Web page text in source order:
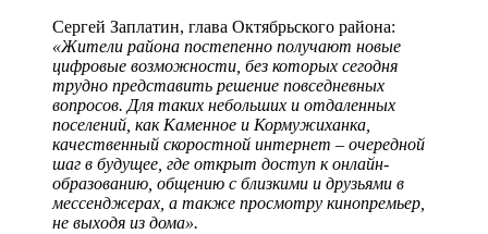
Сергей Заплатин, глава Октябрьского района:
«Жители района постепенно получают новые
цифровые возможности, без которых сегодня
трудно представить решение повседневных
вопросов. Для таких небольших и отдаленных
поселений, как Каменное и Кормужиханка,
качественный скоростной интернет – очередной
шаг в будущее, где открыт доступ к онлайн-
образованию, общению с близкими и друзьями в
мессенджерах, а также просмотру кинопремьер,
не выходя из дома».